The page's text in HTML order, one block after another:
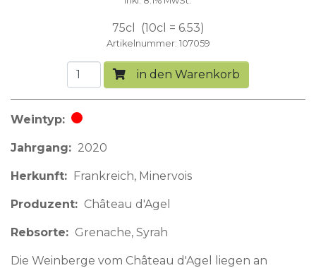
75cl 10cl = 6.53
Artikelnummer 107059
in den Warenkorb
Weintyp Rotwein
Jahrgang 2020
Herkunft Frankreich Minervois
Produzent Château d'Agel
Rebsorte Grenache, Syrah
Die Weinberge vom Château d'Agel liegen an